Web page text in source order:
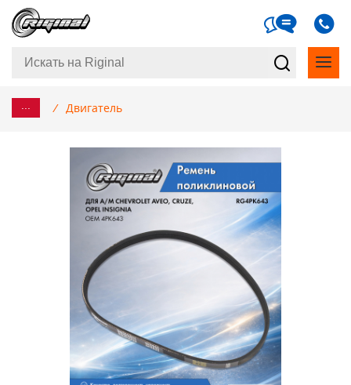
... / Двигатель